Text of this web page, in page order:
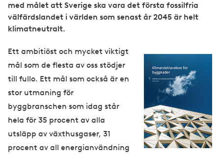
c
r
m
b
med målet att Sverige ska vara det första fossilfria
välfärdslandet i världen som senast år 2045 är helt
klimatneutralt.
g
e
Ett ambitiöst och mycket viktigt
mål som de flesta av oss stödjer
till fullo. Ett mål som också är en
stor utmaning för
byggbranschen som idag står
hela för 35 procent av alla
utsläpp av växthusgaser, 31
procent av all energianvändning